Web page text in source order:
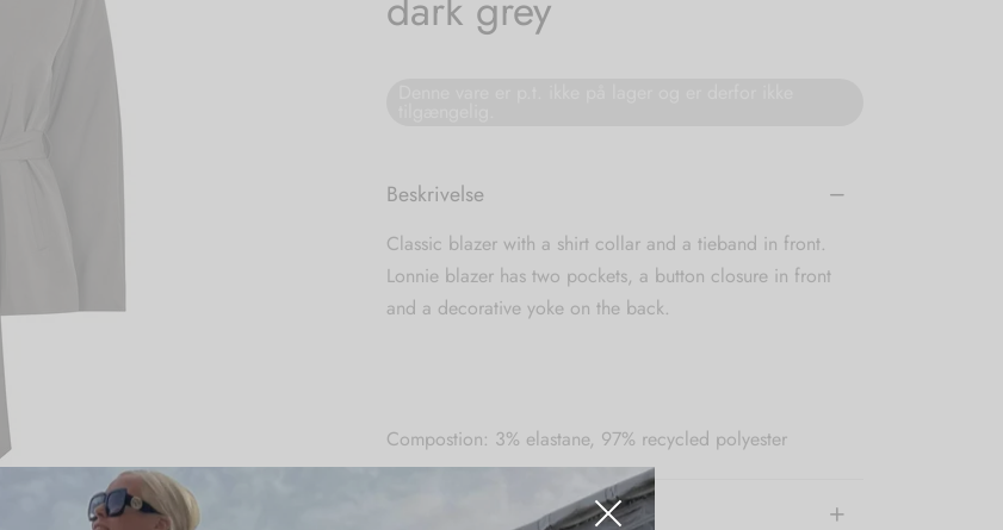
Beskrivelse
Classic blazer with a shirt collar and a tieband in front.
Lonnie blazer has two pockets, a button closure in front
and a decorative yoke on the back.
Compostion: 3% elastane, 97% recycled polyester
Yderligere information